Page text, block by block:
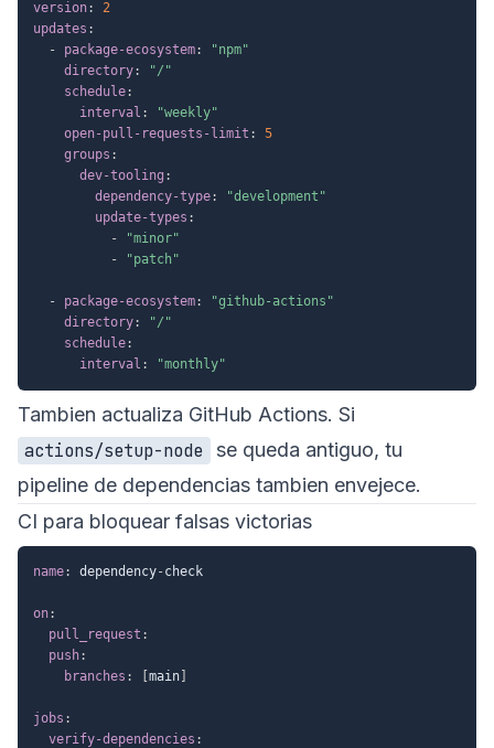
version:
2
updates :
-
package-ecosystem:
"npm"
directory:
"/"
schedule:
interval :
"weekly"
open-pull-requests-limit :
5
groups :
dev-tooling :
dependency-type:
"development"
update-types :
-
"minor"
-
"patch"
- package-ecosystem:
"github-actions"
directory:
"/"
schedule:
interval : "monthly"
Tambien actualiza GitHub Actions. Si
actions/setup-node
se queda antiguo, tu
pipeline de dependencias tambien envejece.
CI para bloquear falsas victorias
name: dependency-check
on:
pull_request :
push:
branches : main
jobs :
verify-dependencies :